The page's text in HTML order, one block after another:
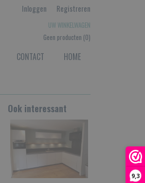
9,3
Inloggen Registreren
UW WINKELWAGEN
Geen producten (0)
HOME
CONTACT
Ook interessant